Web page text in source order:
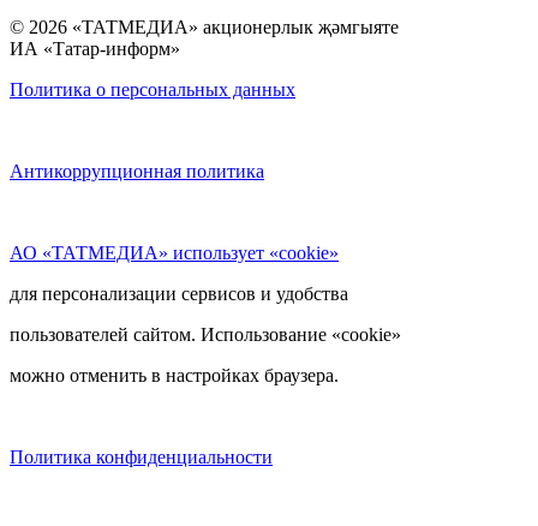
© 2026 «ТАТМЕДИА» акционерлык җәмгыяте
ИА «Татар-информ»
Политика о персональных данных
Антикоррупционная политика
АО «ТАТМЕДИА» использует «cookie»
для персонализации сервисов и удобства
пользователей сайтом. Использование «cookie»
можно отменить в настройках браузера.
Политика конфиденциальности